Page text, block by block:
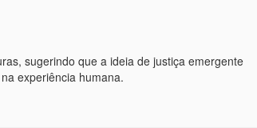
sugerindo que a ideia de justiça emergente
experiência humana.